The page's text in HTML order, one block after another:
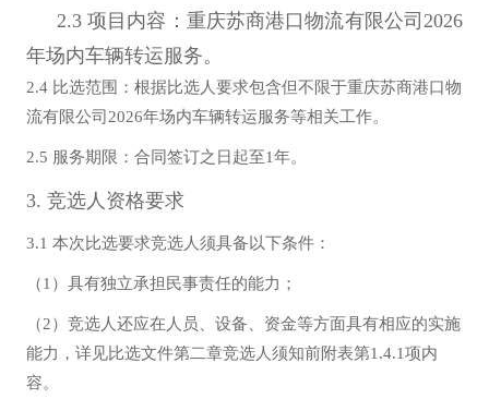
2.3项目内容：重庆苏商港口物流有限公司2026
年场内车辆转运服务。
2.4 比选范围： 根据比选人要求包含但不限于重庆苏商港口物
流有限公司2026年场内车辆转运服务等相关工作。
2.5 服务期限 ： 合同签订之日起至1年。
3. 竞选人资格要求
3.1 本次比选要求竞选人须具备以下条件：
（1）具有独立承担民事责任的能力；
（2）竞选人还应在人员、设备、资金等方面具有相应的实施
能力，详见比选文件第二章竞选人须知前附表第1.4.1项内
容。